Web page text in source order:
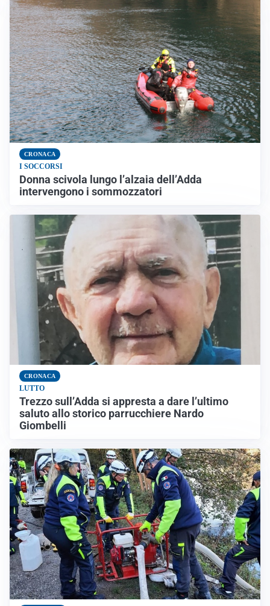
CRONACA
I SOCCORSI
Donna scivola lungo l’alzaia dell’Adda
intervengono i sommozzatori
CRONACA
LUTTO
Trezzo sull’Adda si appresta a dare l’ultimo
saluto allo storico parrucchiere Nardo
Giombelli